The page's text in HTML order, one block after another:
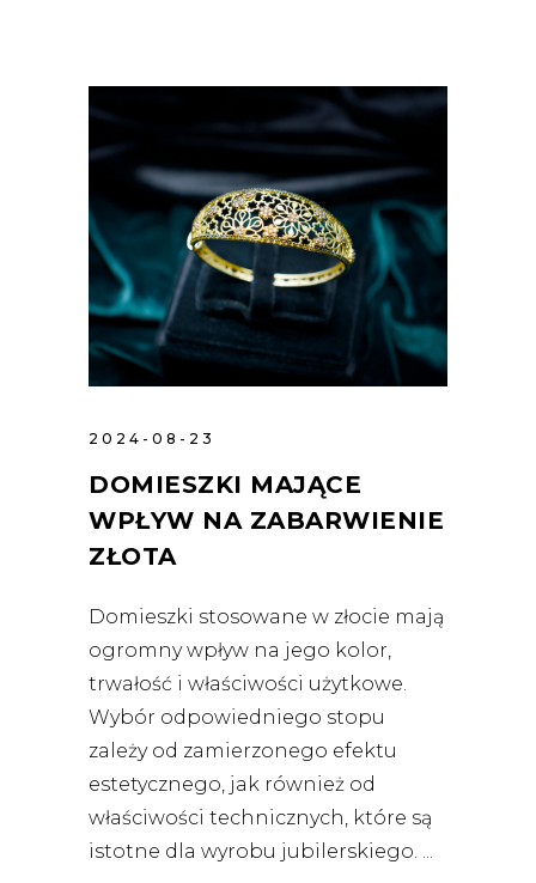
2024-08-23
DOMIESZKI MAJĄCE
WPŁYW NA ZABARWIENIE
ZŁOTA
Domieszki stosowane w złocie mają
ogromny wpływ na jego kolor,
trwałość i właściwości użytkowe.
Wybór odpowiedniego stopu
zależy od zamierzonego efektu
estetycznego, jak również od
właściwości technicznych, które są
istotne dla wyrobu jubilerskiego.